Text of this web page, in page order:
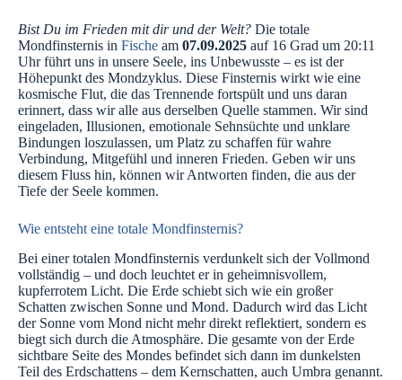
Bist Du im Frieden mit dir und der Welt? Die totale
Mondfinsternis in Fische am 07.09.2025 auf 16 Grad um 20:11
Uhr führt uns in unsere Seele, ins Unbewusste – es ist der
Höhepunkt des Mondzyklus. Diese Finsternis wirkt wie eine
kosmische Flut, die das Trennende fortspült und uns daran
erinnert, dass wir alle aus derselben Quelle stammen. Wir sind
eingeladen, Illusionen, emotionale Sehnsüchte und unklare
Bindungen loszulassen, um Platz zu schaffen für wahre
Verbindung, Mitgefühl und inneren Frieden. Geben wir uns
diesem Fluss hin, können wir Antworten finden, die aus der
Tiefe der Seele kommen.
Wie entsteht eine totale Mondfinsternis?
Bei einer totalen Mondfinsternis verdunkelt sich der Vollmond
vollständig – und doch leuchtet er in geheimnisvollem,
kupferrotem Licht. Die Erde schiebt sich wie ein großer
Schatten zwischen Sonne und Mond. Dadurch wird das Licht
der Sonne vom Mond nicht mehr direkt reflektiert, sondern es
biegt sich durch die Atmosphäre. Die gesamte von der Erde
sichtbare Seite des Mondes befindet sich dann im dunkelsten
Teil des Erdschattens – dem Kernschatten, auch Umbra genannt.